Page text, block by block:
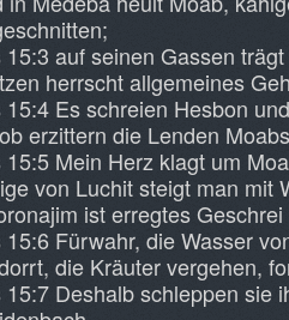
15:3 auf seinen Gassen
herrscht allgemeines
15:4 Es schreien Hesbon
erzittern die Lenden
15:5 Mein Herz klagt um
von Luchit steigt man mit
ist erregtes
15:6 Fürwahr, die Wasser
die Kräuter vergehen,
15:7 Deshalb schleppen sie